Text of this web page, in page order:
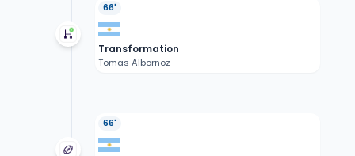
66'
Transformation
Tomas Albornoz
66'